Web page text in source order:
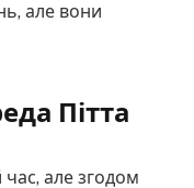
але вони
Пітта
час, але згодом